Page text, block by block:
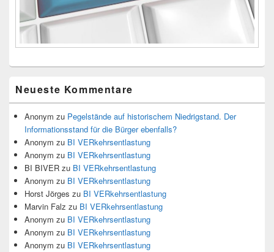
Neueste Kommentare
Anonym zu Pegelstände auf historischem Niedrigstand. Der
Informationsstand für die Bürger ebenfalls?
Anonym zu BI VERkehrsentlastung
Anonym zu BI VERkehrsentlastung
BI BIVER zu BI VERkehrsentlastung
Anonym zu BI VERkehrsentlastung
Horst Jörges zu BI VERkehrsentlastung
Marvin Falz zu BI VERkehrsentlastung
Anonym zu BI VERkehrsentlastung
Anonym zu BI VERkehrsentlastung
Anonym zu BI VERkehrsentlastung